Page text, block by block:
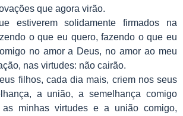
que agora virão.
estiverem solidamente firmados na
o que eu quero, fazendo o que eu
no amor a Deus, no amor ao meu
nas virtudes: não cairão.
filhos, cada dia mais, criem nos seus
a união, a semelhança comigo
as minhas virtudes e a união comigo,